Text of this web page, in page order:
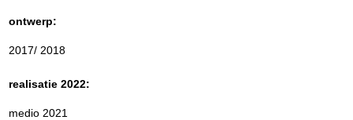
ontwerp:
2017/ 2018
realisatie 2022:
medio 2021